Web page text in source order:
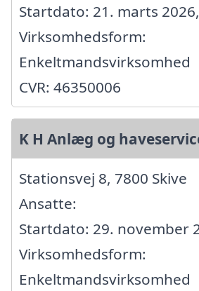
Startdato: 21. marts 2026,
Virksomhedsform:
Enkeltmandsvirksomhed
CVR: 46350006
K H Anlæg og
Stationsvej 8, 7800 Skive
Ansatte:
Startdato: 29. november
Virksomhedsform:
Enkeltmandsvirksomhed